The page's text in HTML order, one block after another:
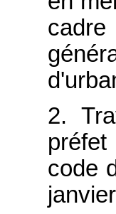
cadre
2.
code